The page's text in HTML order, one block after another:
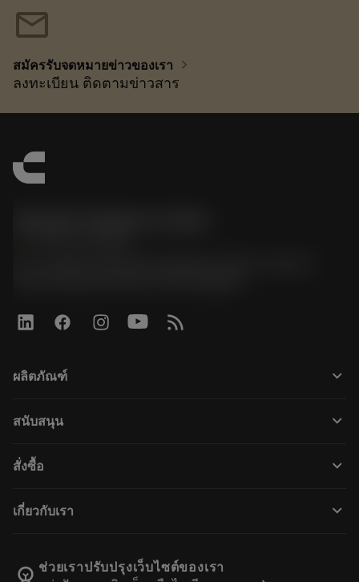
mail
สมัครรับจดหมายข่าวของเรา chevron_right
ลงทะเบียน ติดตามข่าวสาร
ผลิตภัณฑ์ keyboard_arrow_down
ซอฟต์แวร์ทั้งหมด
การรีไซเคิล
Tailor Made
สนับสนุน keyboard_arrow_down
ผู้จัดจำหน่ายและผู้เชี่ยวชาญ
คู่มือและบทช่วยสอน
สั่งซื้อ keyboard_arrow_down
สั่งซื้อ
ติดตามคำสั่งซื้อของคุณ
เกี่ยวกับเรา keyboard_arrow_down
Manufacturing Wellness
ช่วยเราปรับปรุงเว็บไซต์ของเรา